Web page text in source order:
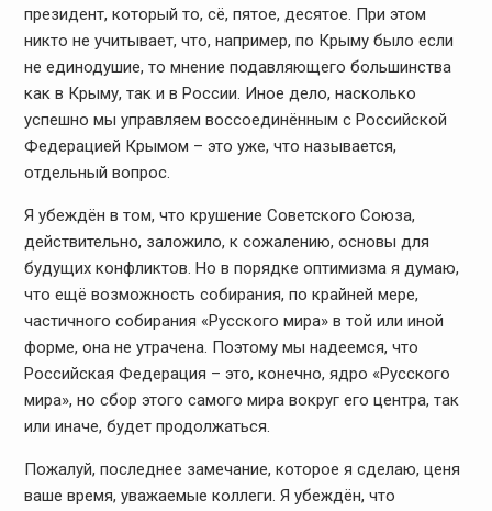
президент, который то, сё, пятое, десятое. При этом
никто не учитывает, что, например, по Крыму было если
не единодушие, то мнение подавляющего большинства
как в Крыму, так и в России. Иное дело, насколько
успешно мы управляем воссоединённым с Российской
Федерацией Крымом – это уже, что называется,
отдельный вопрос.
Я убеждён в том, что крушение Советского Союза,
действительно, заложило, к сожалению, основы для
будущих конфликтов. Но в порядке оптимизма я думаю,
что ещё возможность собирания, по крайней мере,
частичного собирания «Русского мира» в той или иной
форме, она не утрачена. Поэтому мы надеемся, что
Российская Федерация – это, конечно, ядро «Русского
мира», но сбор этого самого мира вокруг его центра, так
или иначе, будет продолжаться.
Пожалуй, последнее замечание, которое я сделаю, ценя
ваше время, уважаемые коллеги. Я убеждён, что